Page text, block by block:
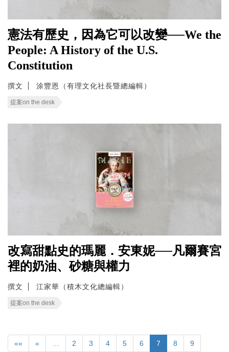
憲法有歷史，因為它可以改變──We the
People: A History of the U.S.
Constitution
撰文 涂豐恩（有理文化社長暨總編輯）
提案on the desk
改寫甜點史的瑪麗．安東妮──凡爾賽宮
裡的奶油、砂糖與權力
撰文 江家華（積木文化總編輯）
提案on the desk
«« « 2 3 4 5 6 7 8 9